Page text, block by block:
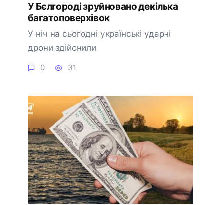
У Бєлгороді зруйновано декілька
багатоповерхівок
У ніч на сьогодні українські ударні
дрони здійснили
0 31